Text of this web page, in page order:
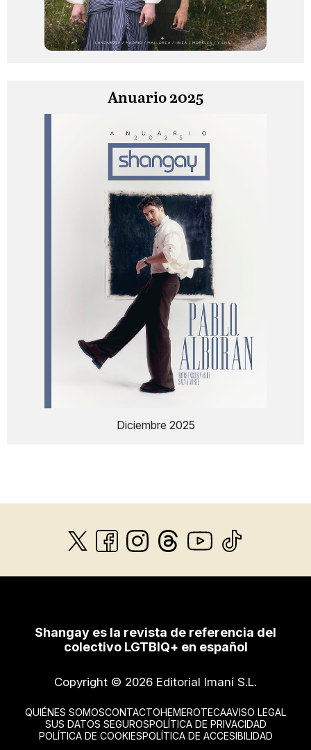
Anuario 2025
Diciembre 2025
Shangay es la revista de referencia del
colectivo LGTBIQ+ en español
Copyright © 2026 Editorial Imaní S.L.
QUIÉNES SOMOSCONTACTOHEMEROTECAAVISO LEGAL
SUS DATOS SEGUROSPOLÍTICA DE PRIVACIDAD
POLÍTICA DE COOKIESPOLÍTICA DE ACCESIBILIDAD